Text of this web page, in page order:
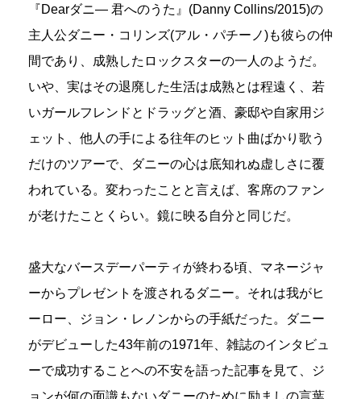
『Dearダニ― 君へのうた』(Danny Collins/2015)の
主人公ダニー・コリンズ(アル・パチーノ)も彼らの仲
間であり、成熟したロックスターの一人のようだ。
いや、実はその退廃した生活は成熟とは程遠く、若
いガールフレンドとドラッグと酒、豪邸や自家用ジ
ェット、他人の手による往年のヒット曲ばかり歌う
だけのツアーで、ダニーの心は底知れぬ虚しさに覆
われている。変わったことと言えば、客席のファン
が老けたことくらい。鏡に映る自分と同じだ。
盛大なバースデーパーティが終わる頃、マネージャ
ーからプレゼントを渡されるダニー。それは我がヒ
ーロー、ジョン・レノンからの手紙だった。ダニー
がデビューした43年前の1971年、雑誌のインタビュ
ーで成功することへの不安を語った記事を見て、ジ
ョンが何の面識もないダニーのために励ましの言葉